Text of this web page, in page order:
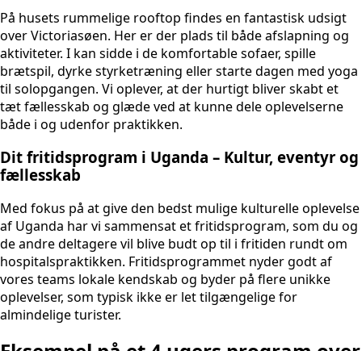
På husets rummelige rooftop findes en fantastisk udsigt
over Victoriasøen. Her er der plads til både afslapning og
aktiviteter. I kan sidde i de komfortable sofaer, spille
brætspil, dyrke styrketræning eller starte dagen med yoga
til solopgangen. Vi oplever, at der hurtigt bliver skabt et
tæt fællesskab og glæde ved at kunne dele oplevelserne
både i og udenfor praktikken.
Dit fritidsprogram i Uganda – Kultur, eventyr og
fællesskab
Med fokus på at give den bedst mulige kulturelle oplevelse
af Uganda har vi sammensat et fritidsprogram, som du og
de andre deltagere vil blive budt op til i fritiden rundt om
hospitalspraktikken. Fritidsprogrammet nyder godt af
vores teams lokale kendskab og byder på flere unikke
oplevelser, som typisk ikke er let tilgængelige for
almindelige turister.